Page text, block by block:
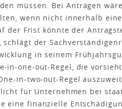
müssen. Bei Anträgen
wenn nicht innerhalb
der Frist könnte der
der
in seinem
in-one-out-Regel, die
in-two-out-Regel
für Unternehmen bei
eine finanzielle